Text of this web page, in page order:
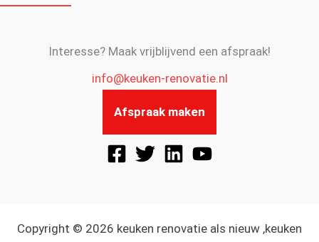
Interesse? Maak vrijblijvend een afspraak!
info@keuken-renovatie.nl
Afspraak maken
Copyright © 2026 keuken renovatie als nieuw ,keuken